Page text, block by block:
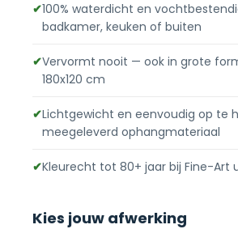
✔100% waterdicht en
badkamer, keuken of buiten
✔Vervormt nooit — ook in grote
180x120 cm
✔Lichtgewicht en eenvoudig op te
meegeleverd ophangmateriaal
✔Kleurecht tot 80+ jaar bij Fine-Art
Kies jouw afwerking